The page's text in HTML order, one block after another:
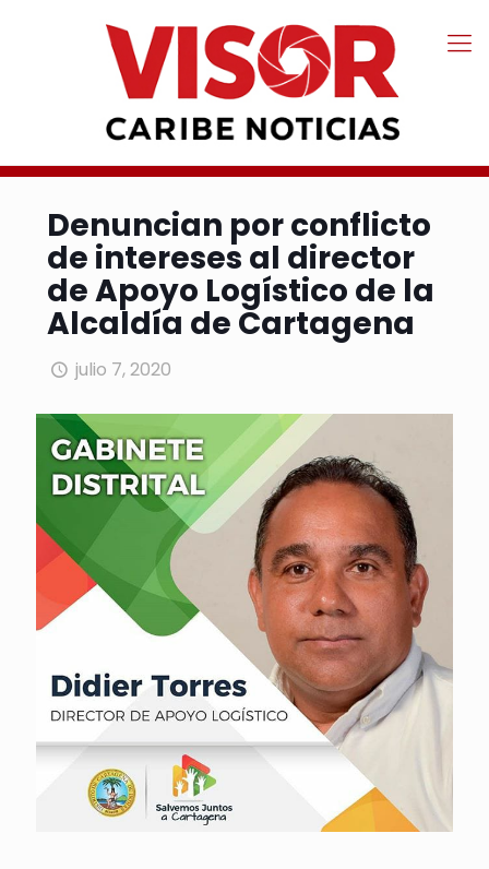
Denuncian por conflicto
de intereses al director
de Apoyo Logístico de la
Alcaldía de Cartagena
julio 7, 2020